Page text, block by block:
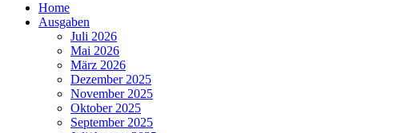
Home
Ausgaben
Juli 2026
Mai 2026
März 2026
Dezember 2025
November 2025
Oktober 2025
September 2025